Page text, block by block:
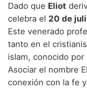
Dado que Eliot
celebra el 20 de
Este venerado
tanto en el
islam, conocido
Asociar el nombre
conexión con la fe